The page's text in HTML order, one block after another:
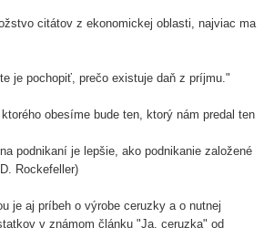
citátov z ekonomickej oblasti, najviac ma
je pochopiť, prečo existuje daň z príjmu."
obesíme bude ten, ktorý nám predal ten
podnikaní je lepšie, ako podnikanie založené
Rockefeller)
je aj príbeh o výrobe ceruzky a o nutnej
v známom článku "Ja, ceruzka" od